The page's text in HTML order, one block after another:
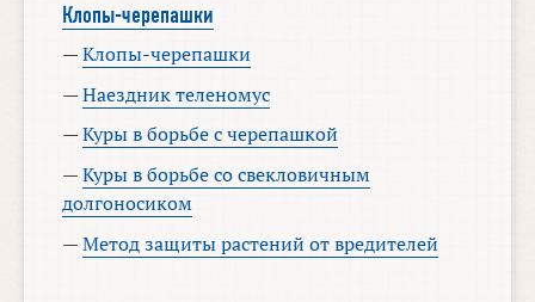
Клопы-черепашки
—Клопы-черепашки
—Наездник теленомус
—Куры в борьбе с черепашкой
—Куры в борьбе со свекловичным
долгоносиком
—Метод защиты растений от вредителей